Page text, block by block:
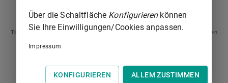
§ 730
Tipp
: Swipen Sie auf dem Bildschirm links oder rechts zur Navigation zwischen
Über die Schaltfläche Konfigurierenkönnen
Sie Ihre Einwilligungen/Cookies anpassen.
Impressum
KONFIGURIEREN ALLEM ZUSTIMMEN